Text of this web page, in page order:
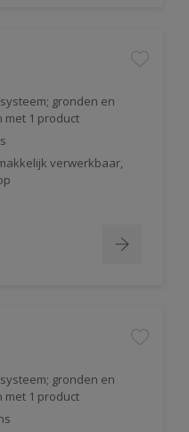
gronden en
met 1 product
verwerkbaar,
gronden en
met 1 product